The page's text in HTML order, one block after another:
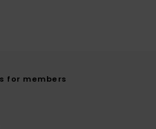
for members